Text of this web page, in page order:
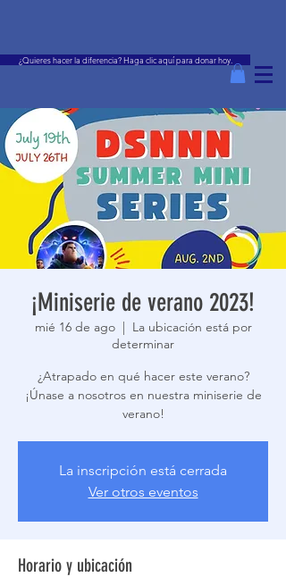
¿Quieres hacer la diferencia? Haga clic aquí para donar hoy.
¡Miniserie de verano 2023!
mié 16 de ago
  |
La ubicación está por
determinar
¿Atrapado en qué hacer este verano?
¡Únase a nosotros en nuestra miniserie de
verano!
La inscripción está cerrada
Ver otros eventos
Horario y ubicación